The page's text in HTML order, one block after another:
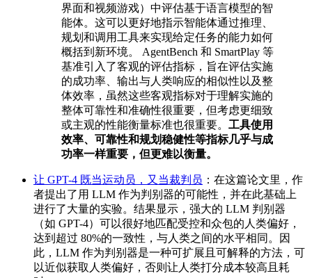
界面和视频游戏）中评估基于语言模型的智
能体。这可以更好地指示智能体通过推理、
规划和调用工具来实现给定任务的能力如何
概括到新环境。 AgentBench 和 SmartPlay 等
基准引入了客观的评估指标，旨在评估实施
的成功率、输出与人类响应的相似性以及整
体效率，虽然这些客观指标对于理解实施的
整体可靠性和准确性很重要，但考虑更细致
或主观的性能衡量标准也很重要。 工具使用
效率、可靠性和规划稳健性等指标几乎与成
功率一样重要，但更难以衡量。
让 GPT-4 既当运动员，又当裁判员 ：在这篇论文里，作
者提出了用 LLM 作为判别器的可能性，并在此基础上
进行了大量的实验。结果显示，强大的 LLM 判别器
（如 GPT-4）可以很好地匹配受控和众包的人类偏好，
达到超过 80%的一致性，与人类之间的水平相同。因
此，LLM 作为判别器是一种可扩展且可解释的方法，可
以近似获取人类偏好，否则让人类打分成本较高且耗